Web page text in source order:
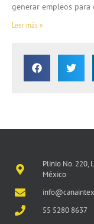
generar empleos
Leer más »
Plinio No. 220,
México
55 5280 8637